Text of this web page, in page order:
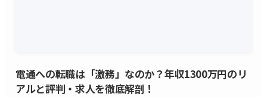
電通への転職は「激務」なのか？年収1300万円のリ
アルと評判・求人を徹底解剖！